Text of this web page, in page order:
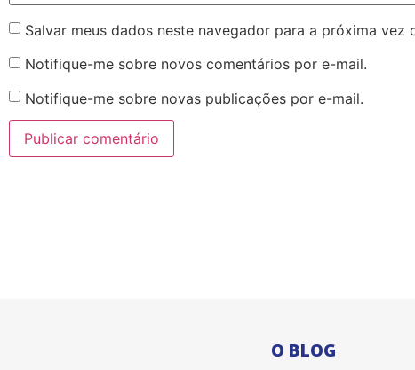
Salvar meus dados neste navegador para a próxima vez
Notifique-me sobre novos comentários por e-mail.
Notifique-me sobre novas publicações por e-mail.
O BLOG